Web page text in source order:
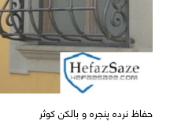
حفاظ نرده پنجره و بالکن کوثر